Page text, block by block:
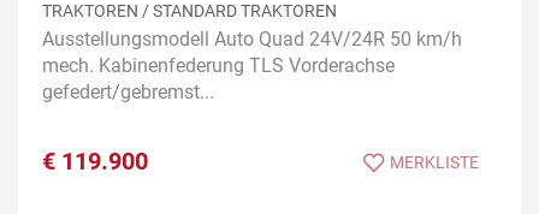
TRAKTOREN / STANDARD TRAKTOREN
Ausstellungsmodell Auto Quad 24V/24R 50 km/h
mech. Kabinenfederung TLS Vorderachse
gefedert/gebremst...
€ 119.900 MERKLISTE